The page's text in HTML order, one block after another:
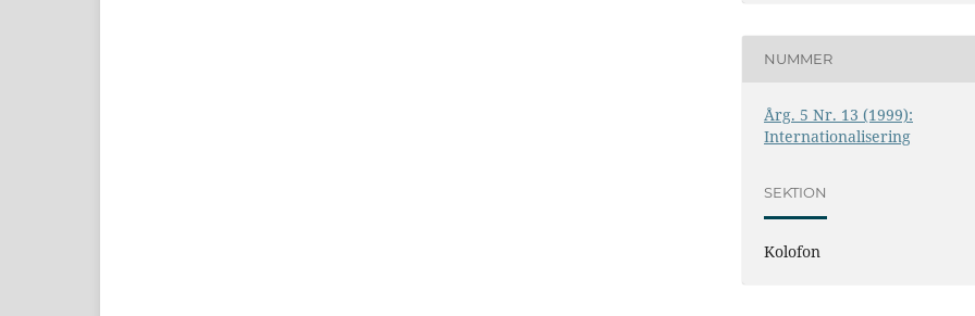
NUMMER
Årg. 5 Nr. 13 (1999):
Internationalisering
SEKTION
Kolofon